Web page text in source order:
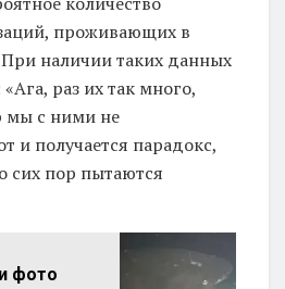
проживающих в
наличии таких данных
раз их так много,
мы с ними не
и получается парадокс,
сих пор пытаются
фото